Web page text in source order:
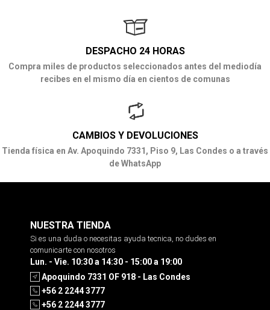
DESPACHO 24 HORAS
Compra miles de productos seleccionados antes del mediodía
recibes en el mismo día en cientos de comunas
CAMBIOS Y DEVOLUCIONES
Tienda física en Av. Apoquindo 7331, Piso 9, Las Condes o a través
de WhatsApp
NUESTRA TIENDA
Si es una duda o necesitas ayuda tecnica, no dudes en
comunicarte con nosotros
Lun. - Vie. 10:30 a 14:30 - 15:00 a 19:00
Apoquindo 7331 OF 918 - Las Condes
+56 2 2244 3777
+56 2 2244 3777